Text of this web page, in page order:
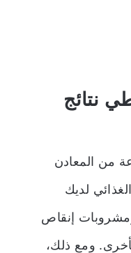
نتائج
من المعادن
لديك
إنقاص
ومع ذلك،